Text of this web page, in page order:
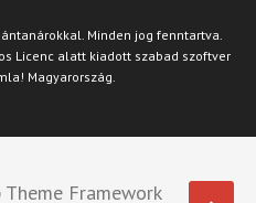
Minden jog fenntartva.
Licencalatt kiadott szabad szoftver
Magyarország
Theme Framework